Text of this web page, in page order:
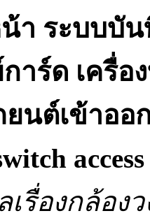
า ระบบบัน
าร์ด เครื่
นต์เข้าออ
รื่องกล้อง